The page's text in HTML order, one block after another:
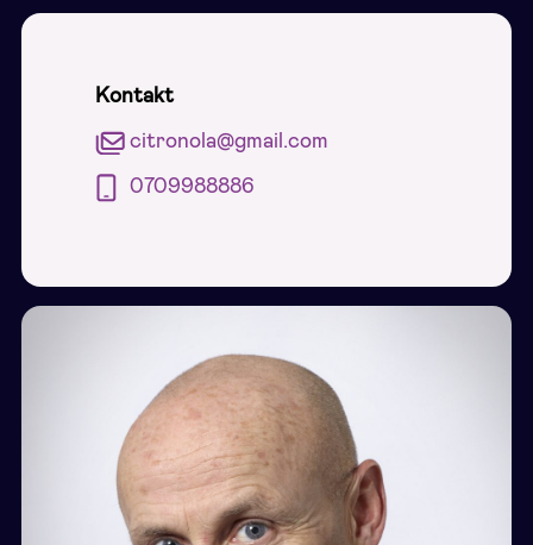
Kontakt
citronola@gmail.com
0709988886